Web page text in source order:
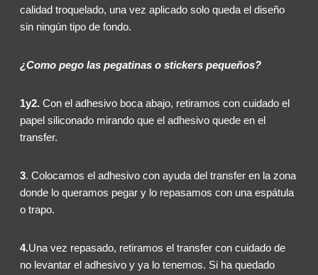
calidad troquelado, una vez aplicado solo queda el diseño
sin ningún tipo de fondo.
¿Como pego las pegatinas o stickers pequeños?
1y2.Con el adhesivo boca abajo, retiramos con cuidado el
papel siliconado mirando que el adhesivo quede en el
transfer.
3. Colocamos el adhesivo con ayuda del transfer en la zona
donde lo queramos pegar y lo repasamos con una espátula
o trapo.
4.Una vez repasado, retiramos el transfer con cuidado de
no levantar el adhesivo y ya lo tenemos. Si ha quedado